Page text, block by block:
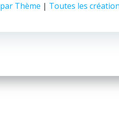
par Thème | Toutes les